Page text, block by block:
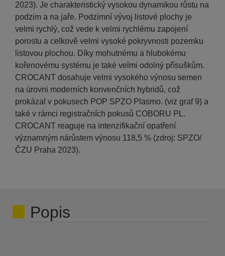
2023). Je charakteristický vysokou dynamikou růstu na
podzim a na jaře. Podzimní vývoj listové plochy je
velmi rychlý, což vede k velmi rychlému zapojení
porostu a celkově velmi vysoké pokryvnosti pozemku
listovou plochou. Díky mohutnému a hlubokému
kořenovému systému je také velmi odolný přísuškům.
CROCANT dosahuje velmi vysokého výnosu semen
na úrovni moderních konvenčních hybridů, což
prokázal v pokusech POP SPZO Plasmo. (viz graf 9) a
také v rámci registračních pokusů COBORU PL.
CROCANT reaguje na intenzifikační opatření
významným nárůstem výnosu 118,5 % (zdroj: SPZO/
ČZU Praha 2023).
Popis